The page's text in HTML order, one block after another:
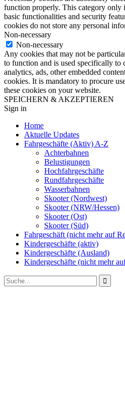
function properly. This category only
basic functionalities and security
cookies do not store any personal
Non-necessary
Non-necessary
Any cookies that may not be
to function and is used specifically to
analytics, ads, other embedded
cookies. It is mandatory to procure
these cookies on your website.
SPEICHERN & AKZEPTIEREN
Sign in
Home
Aktuelle Updates
Fahrgeschäfte (Aktiv) A-Z
Achterbahnen
Belustigungen
Hochfahrgeschäfte
Rundfahrgeschäfte
Wasserbahnen
Skooter (Nordwest)
Skooter (NRW/Hessen)
Skooter (Ost)
Skooter (Süd)
Fahrgeschäft (nicht mehr auf
Kindergeschäfte (aktiv)
Kindergeschäfte (Ausland)
Kindergeschäfte (nicht mehr